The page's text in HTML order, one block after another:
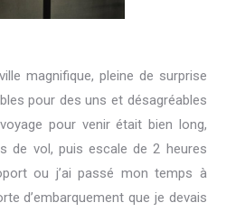
magnifique, pleine de surprise
pour des uns et désagréables
pour venir était bien long,
de vol, puis escale de 2 heures
ou j’ai passé mon temps à
d’embarquement que je devais